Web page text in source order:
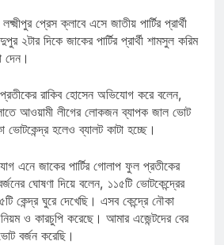
প্রেস ক্লাবে এসে জাতীয় পার্টির প্রার্থী
২টার দিকে জাকের পার্টির প্রার্থী শামসুল করিম
দেন।
প্রতীকের রাকিব হোসেন অভিযোগ করে বলেন,
আওয়ামী লীগের লোকজন ব্যাপক জাল ভোট
ভোটকেন্দ্র হলেও ব্যালট কাটা হচ্ছে।
এনে জাকের পার্টির গোলাপ ফুল প্রতীকের
ঘোষণা দিয়ে বলেন, ১১৫টি ভোটকেন্দ্রের
কেন্দ্র ঘুরে দেখেছি। এসব কেন্দ্রে নৌকা
ও কারচুপি করেছে। আমার এজেন্টদের বের
বর্জন করেছি।